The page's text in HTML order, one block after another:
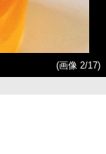
(画像 2/17)